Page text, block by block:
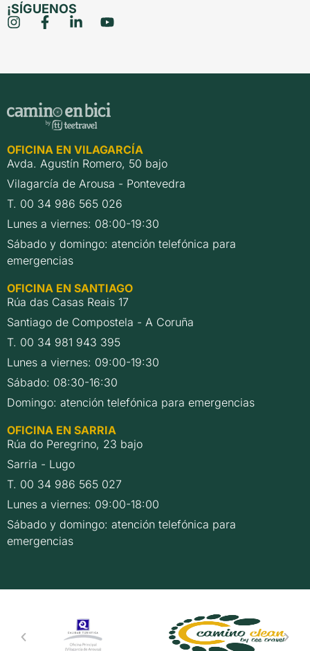
¡SÍGUENOS
OFICINA EN VILAGARCÍA
Avda. Agustín Romero, 50 bajo
Vilagarcía de Arousa - Pontevedra
T. 00 34 986 565 026
Lunes a viernes: 08:00-19:30
Sábado y domingo: atención telefónica para
emergencias
OFICINA EN SANTIAGO
Rúa das Casas Reais 17
Santiago de Compostela - A Coruña
T. 00 34 981 943 395
Lunes a viernes: 09:00-19:30
Sábado: 08:30-16:30
Domingo: atención telefónica para emergencias
OFICINA EN SARRIA
Rúa do Peregrino, 23 bajo
Sarria - Lugo
T. 00 34 986 565 027
Lunes a viernes: 09:00-18:00
Sábado y domingo: atención telefónica para
emergencias